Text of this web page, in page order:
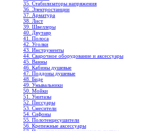
35. Стабилизаторы напряжения
36. Электростанции
37. Арматура
38. Лист
39. Швеллеры
40. Двутавр
41. Полоса
42. Уголки
43. Инструменты
44. Сварочное оборудование и аксессуары
45. Ванны
46. Кабины душевые
47. Поддоны душевые
48. Биде
49. Умывальники
50. Мойки
51. Унитазы
52. Писсуары
53. Смесители
54. Сифоны
55. Полотенцесушители
56. Крепежные аксессуары